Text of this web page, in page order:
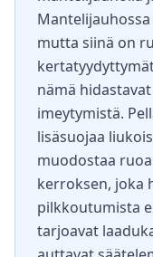
mutta siinä on
nämä
imeytymistä.
lisäsuojaa
muodostaa
kerroksen, joka
pilkkoutumista
tarjoavat